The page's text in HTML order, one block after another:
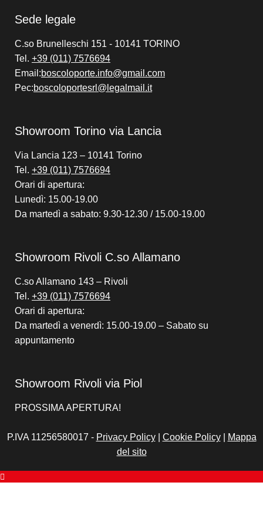
Sede legale
C.so Brunelleschi 151 - 10141 TORINO
Tel. +39 (011) 7576694
Email:boscoloporte.info@gmail.com
Pec:boscoloportesrl@legalmail.it
Showroom Torino via Lancia
Via Lancia 123 – 10141 Torino
Tel. +39 (011) 7576694
Orari di apertura:
Lunedì: 15.00-19.00
Da martedì a sabato: 9.30-12.30 / 15.00-19.00
Showroom Rivoli C.so Allamano
C.so Allamano 143 – Rivoli
Tel. +39 (011) 7576694
Orari di apertura:
Da martedì a venerdì: 15.00-19.00 – Sabato su
appuntamento
Showroom Rivoli via Piol
PROSSIMA APERTURA!
P.IVA 11256580017 - Privacy Policy| Cookie Policy|
Mappa
del sito